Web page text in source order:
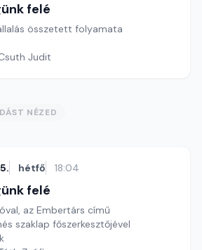
felé
összetett folyamata
Judit
NÉZED
hétfő 18:04
felé
az Embertárs című
szaklap főszerkesztőjével